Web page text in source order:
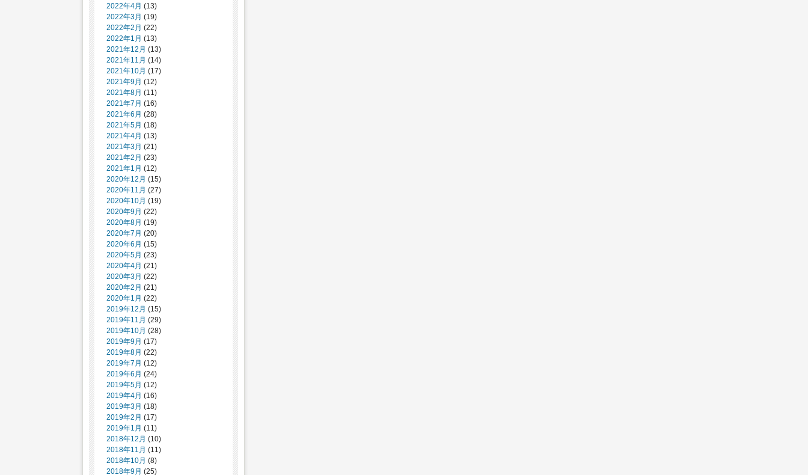
2022年4月 (13)
2022年3月 (19)
2022年2月 (22)
2022年1月 (13)
2021年12月 (13)
2021年11月 (14)
2021年10月 (17)
2021年9月 (12)
2021年8月 (11)
2021年7月 (16)
2021年6月 (28)
2021年5月 (18)
2021年4月 (13)
2021年3月 (21)
2021年2月 (23)
2021年1月 (12)
2020年12月 (15)
2020年11月 (27)
2020年10月 (19)
2020年9月 (22)
2020年8月 (19)
2020年7月 (20)
2020年6月 (15)
2020年5月 (23)
2020年4月 (21)
2020年3月 (22)
2020年2月 (21)
2020年1月 (22)
2019年12月 (15)
2019年11月 (29)
2019年10月 (28)
2019年9月 (17)
2019年8月 (22)
2019年7月 (12)
2019年6月 (24)
2019年5月 (12)
2019年4月 (16)
2019年3月 (18)
2019年2月 (17)
2019年1月 (11)
2018年12月 (10)
2018年11月 (11)
2018年10月 (8)
2018年9月 (25)